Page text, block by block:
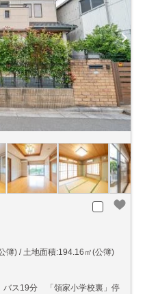
簿)
土地面積:194.16㎡(公簿)
バス19分 「領家小学校裏」停